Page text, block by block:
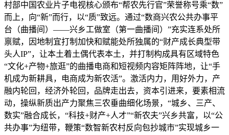
村部中国农业片子电视核心颁布“帮农先行官”荣誉称号乘“数”
而上，向“新”而行，以“质”致远。通过“数商兴农公共办事平
台（曲播间）——兴乡工做室（第一曲播间）”充实连系处所
禀赋，因地制宜打制加快和赋能处所独属的“财产成长典型带
头人IP”，让本土着土偶代表本土，并打制构成具有区域特色
“文化+产物+旅逛”的曲播电商和短视频内容矩阵阵地，让“手
机成为新耕具，电商成为新农活”。激活内力，用好外力，产
融内轮回，经济外轮回，品牌走出去，资本引进来，要素相流
动，操纵新质出产力聚焦三农垂曲细化场景，“城乡、三产、
数实”融合成长，“科技+财产+人才”“新农夫”兴乡共富，以“公
共办事”为纽带，鞭策“数智新农村反向包抄城市”实现城乡一